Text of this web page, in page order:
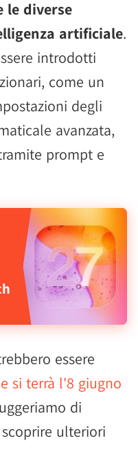
le diverse
artificiale.
introdotti
come un
degli
avanzata,
prompt e
essere
si terrà l'8 giugno
di
ulteriori